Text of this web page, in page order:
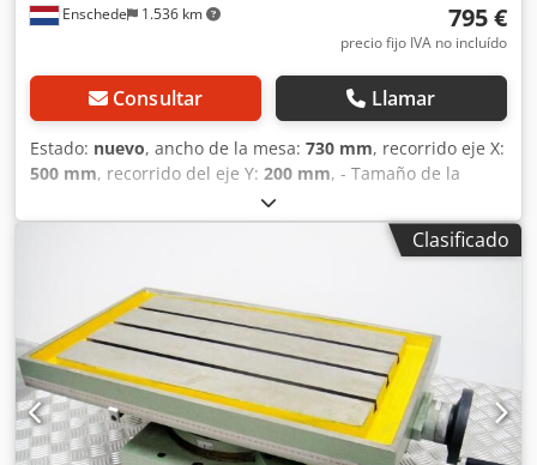
Enschede 1.536 km 795 €
precio fijo IVA no incluído
Consultar Llamar
Estado: nuevo, ancho de la mesa: 730 mm, recorrido eje X:
500 mm, recorrido del eje Y: 200 mm, - Tamaño de la
mesa: 730 × 210 mm Dcjdpfx Akeyqwnrolsk - Recorrido
(X/Y): 500 × 200 mm
Clasificado